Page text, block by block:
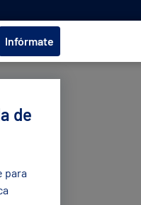
Infórmate
de
para